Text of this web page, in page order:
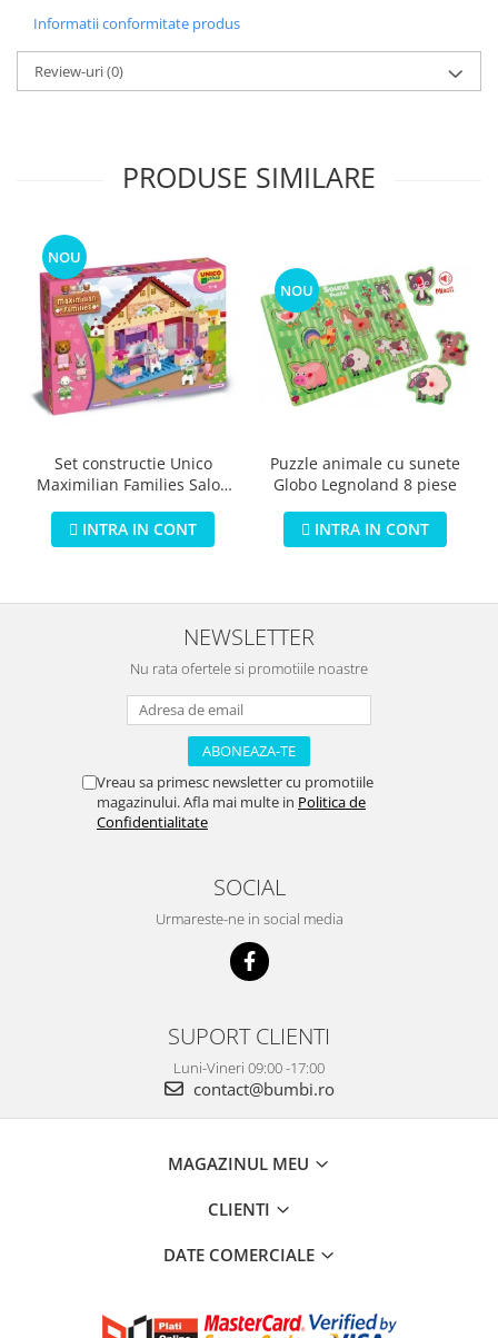
Informatii conformitate produs
Review-uri(0)
PRODUSE SIMILARE
NOU
Set constructie Unico
Maximilian Families Salon
INTRA IN CONT
NOU
Puzzle animale cu sunete
Globo Legnoland 8 piese
INTRA IN CONT
NEWSLETTER
Nu rata ofertele si promotiile noastre
Vreau sa primesc newsletter cu promotiile
magazinului. Afla mai multe in Politica de
Confidentialitate
SOCIAL
Urmareste-ne in social media
SUPORT CLIENTI
Luni-Vineri 09:00 -17:00
contact@bumbi.ro
MAGAZINUL MEU
CLIENTI
DATE COMERCIALE